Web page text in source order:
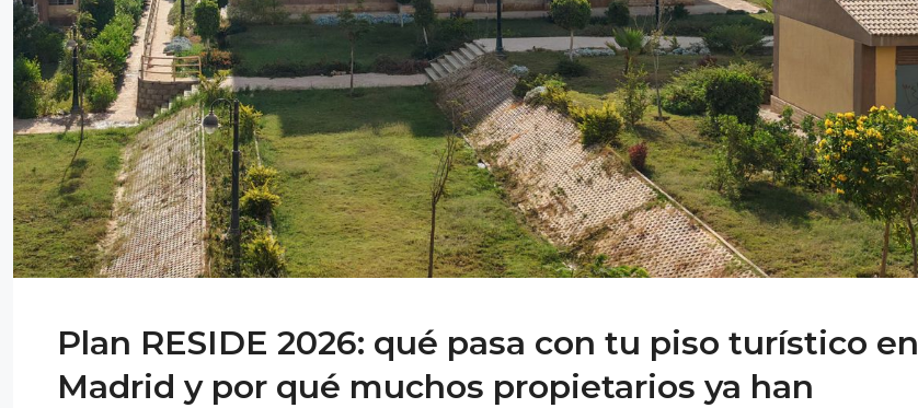
Plan RESIDE 2026: qué pasa con tu piso turístico en
Madrid y por qué muchos propietarios ya han